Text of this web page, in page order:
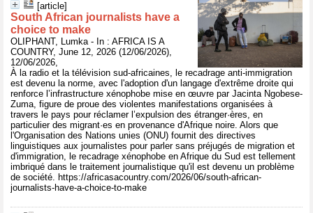
[article]
South African journalists have a
choice to make
OLIPHANT, Lumka - In : AFRICA IS A
COUNTRY, June 12, 2026 (12/06/2026),
12/06/2026,
À la radio et la télévision sud-africaines, le recadrage anti-immigration
est devenu la norme, avec l'adoption d'un langage d'extrême droite qui
renforce l’infrastructure xénophobe mise en œuvre par Jacinta Ngobese-
Zuma, figure de proue des violentes manifestations organisées à
travers le pays pour réclamer l’expulsion des étranger·ères, en
particulier des migrant·es en provenance d'Afrique noire. Alors que
l'Organisation des Nations unies (ONU) fournit des directives
linguistiques aux journalistes pour parler sans préjugés de migration et
d'immigration, le recadrage xénophobe en Afrique du Sud est tellement
imbriqué dans le traitement journalistique qu'il est devenu un problème
de société. https://africasacountry.com/2026/06/south-african-
journalists-have-a-choice-to-make